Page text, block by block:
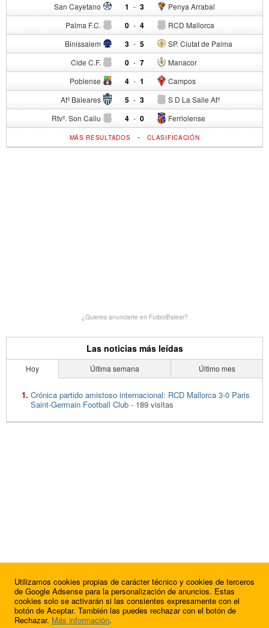
San Cayetano 1 - Penya Arrabal
3
Palma F.C. 0 - RCD Mallorca
4
Binissalem 3 - SP. Ciutat de Palma
5
Cide C.F. 0 - Manacor
7
Poblense 4 - Campos
1
Atº Baleares 5 - S D La Salle Atº
3
Rtvº. Son Caliu 4 - Ferriolense
0
MÁS RESULTADOS -CLASIFICACIÓN
¿Quieres anunciarte en FutbolBalear?
Las noticias más leídas
Hoy Última semana Último mes
Crónica partido amistoso internacional: RCD Mallorca 3-0 Paris
Saint-Germain Football Club - 189 visitas
Utilizamos cookies propias de carácter técnico y cookies de terceros
de Google Adsense para la personalización de anuncios. Estas
cookies solo se activarán si las consientes expresamente con el
botón de Aceptar. También las puedes rechazar con el botón de
Rechazar. Más información.